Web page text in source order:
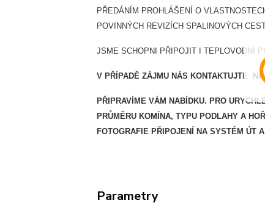
PŘEDÁNÍM PROHLÁŠENÍ O
POVINNÝCH REVIZÍCH SPALINOVÝCH
JSME SCHOPNI PŘIPOJIT I TEPLOVODNÍ
V PŘÍPADĚ ZÁJMU NÁS KONTAKTUJTE
PŘIPRAVÍME VÁM NABÍDKU. PRO
PRŮMĚRU KOMÍNA, TYPU PODLAHY A
FOTOGRAFIE PŘIPOJENÍ NA SYSTÉM ÚT
Parametry